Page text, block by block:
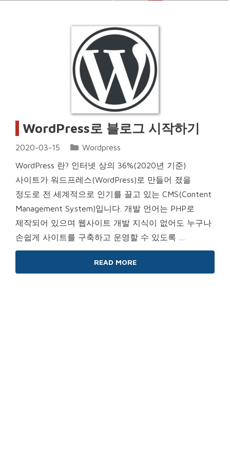
WordPress로 블로그 시작하기
2020-03-15 Categories
Wordpress
WordPress 란? 인터넷 상의 36%(2020년 기준)
사이트가 워드프레스(WordPress)로 만들어 졌을
정도로 전 세계적으로 인기를 끌고 있는 CMS(Content
Management System)입니다. 개발 언어는 PHP로
제작되어 있으며 웹사이트 개발 지식이 없어도 누구나
손쉽게 사이트를 구축하고 운영할 수 있도록 …
READ MORE